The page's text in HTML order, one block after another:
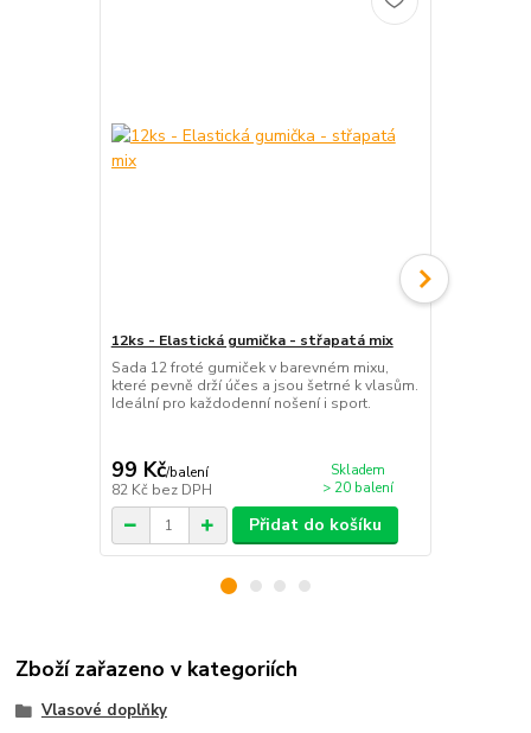
12ks - Elastická gumička - střapatá mix
Sada 12 froté gumiček v barevném mixu,
které pevně drží účes a jsou šetrné k vlasům.
Ideální pro každodenní nošení i sport.
99 Kč/balení
82 Kč bez DPH
Skladem
> 20 balení
Přidat do košíku
Zboží zařazeno v kategoriích
Vlasové doplňky